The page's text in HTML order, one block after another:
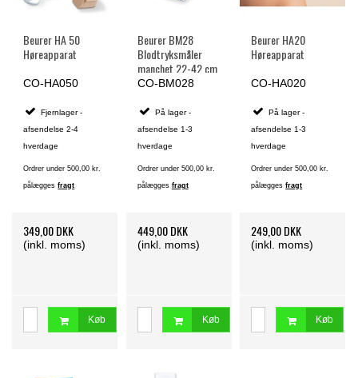
Beurer HA 50
Høreapparat
CO-HA050
Fjernlager -
afsendelse 2-4
hverdage
Ordrer under 500,00 kr.
pålæggesfragt
349,00 DKK
(inkl. moms)
Køb
Beurer BM28
Blodtryksmåler
manchet 22-42 cm
CO-BM028
På lager -
afsendelse 1-3
hverdage
Ordrer under 500,00 kr.
pålægges fragt
449,00 DKK
(inkl. moms)
Køb
Beurer HA20
Høreapparat
CO-HA020
På lager -
afsendelse 1-3
hverdage
Ordrer under 500,00 kr.
pålæggesfragt
249,00 DKK
(inkl. moms)
Køb